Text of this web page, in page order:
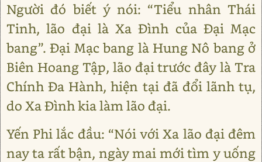
Người đó biết ý nói: “Tiểu nhân Thái
Tinh, lão đại là Xa Đình của Đại Mạc
bang”. Đại Mạc bang là Hung Nô bang ở
Biên Hoang Tập, lão đại trước đây là Tra
Chính Đa Hành, hiện tại đã đổi lãnh tụ,
do Xa Đình kia làm lão đại.
Yến Phi lắc đầu: “Nói với Xa lão đại đêm
nay ta rất bận, ngày mai mới tìm y uống